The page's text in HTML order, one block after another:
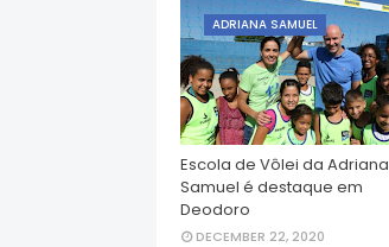
ADRIANA SAMUEL
Escola de Vôlei da Adriana
Samuel é destaque em
Deodoro
DECEMBER 22, 2020